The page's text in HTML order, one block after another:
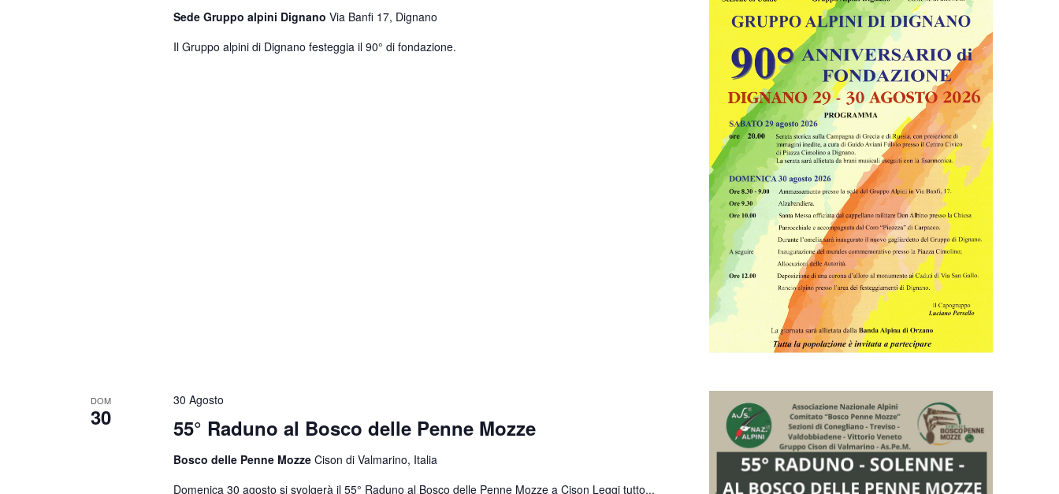
Sede Gruppo alpini Dignano Via Banfi 17, Dignano
Il Gruppo alpini di Dignano festeggia il 90° di fondazione.
DOM
30 55° Raduno al Bosco delle Penne Mozze
30 Agosto
Bosco delle Penne Mozze Cison di Valmarino, Italia
Domenica 30 agosto si svolgerà il 55° Raduno al Bosco delle Penne Mozze a Cison Leggi tutto...